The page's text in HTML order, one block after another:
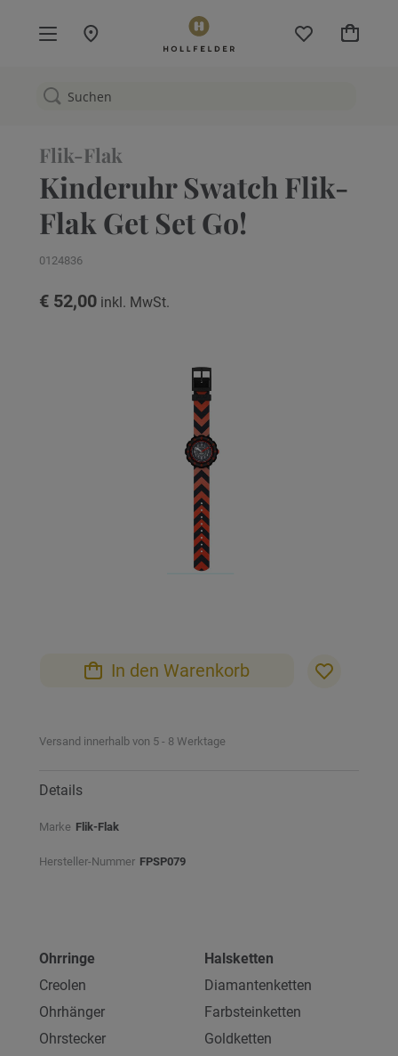
Mein
Flik-Flak
Kinderuhr Swatch Flik-
Flak Get Set Go!
0124836
€ 52,00
springen
In den Warenkorb
Versand innerhalb von 5 - 8 Werktage
Details
Marke Flik-Flak
Hersteller-Nummer FPSP079
Ohrringe
Creolen
Ohrhänger
Ohrstecker
Halsketten
Diamantenketten
Farbsteinketten
Goldketten